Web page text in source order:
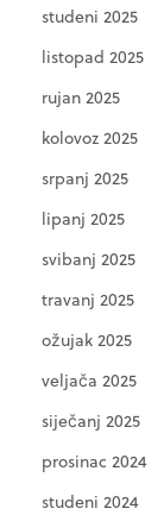
studeni 2025
listopad 2025
rujan 2025
kolovoz 2025
srpanj 2025
lipanj 2025
svibanj 2025
travanj 2025
ožujak 2025
veljača 2025
siječanj 2025
prosinac 2024
studeni 2024